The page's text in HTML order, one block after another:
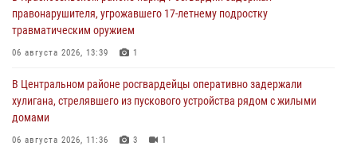
правонарушителя, угрожавшего 17-летнему подростку
травматическим оружием
06 августа 2026, 13:39 1
В Центральном районе росгвардейцы оперативно задержали
хулигана, стрелявшего из пускового устройства рядом с жилыми
домами
06 августа 2026, 11:36 3 1